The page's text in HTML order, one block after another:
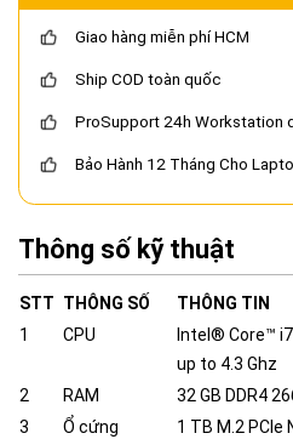
Giao hàng miễn phí HCM
Ship COD toàn quốc
ProSupport 24h Workstation
Bảo Hành 12 Tháng Cho
Thông số kỹ thuật
STT THÔNG SỐ
THÔNG TIN
1
CPU
Intel® Core™
up to 4.3 Ghz
2
RAM
32 GB DDR4
3
Ổ cứng
1 TB M.2 PCIe